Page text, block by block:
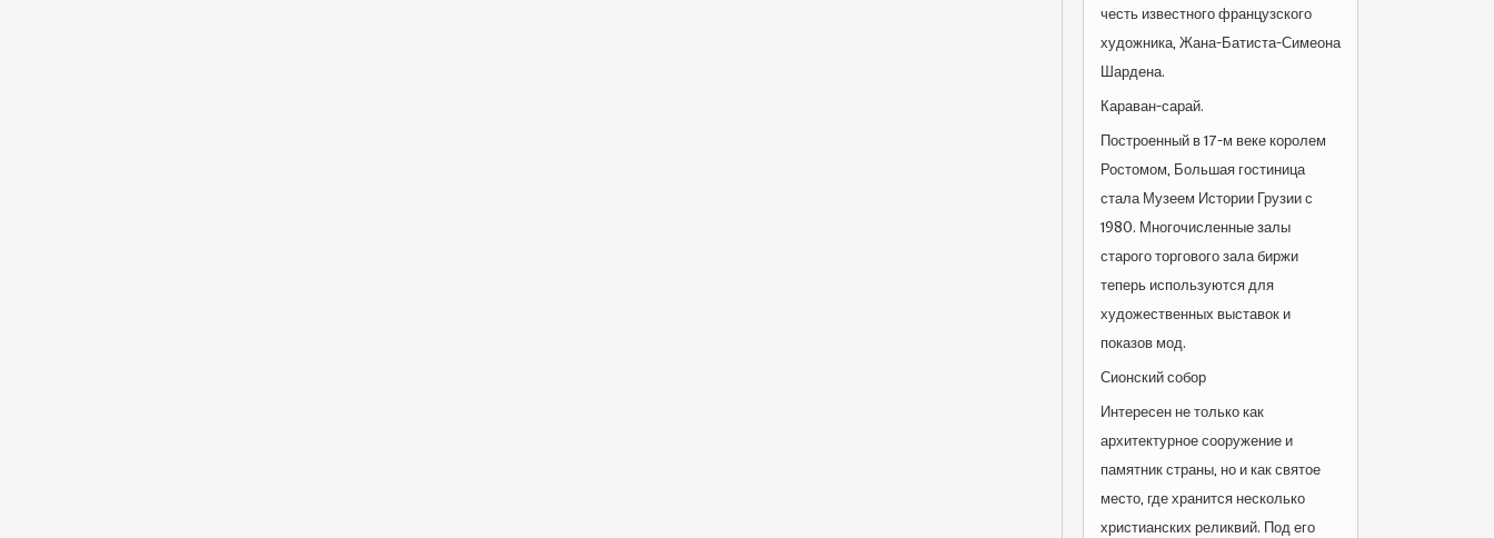
честь известного французского
художника, Жана-Батиста-Симеона
Шардена.
Караван-сарай.
Построенный в 17-м веке королем
Ростомом, Большая гостиница
стала Музеем Истории Грузии с
1980. Многочисленные залы
старого торгового зала биржи
теперь используются для
художественных выставок и
показов мод.
Сионский собор
Интересен не только как
архитектурное сооружение и
памятник страны, но и как святое
место, где хранится несколько
христианских реликвий. Под его